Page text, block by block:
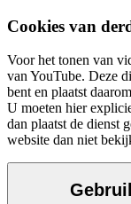
Cookies van
Voor het tonen van
van YouTube. Deze
bent en plaatst
U moeten hier
dan plaatst de dienst
website dan niet